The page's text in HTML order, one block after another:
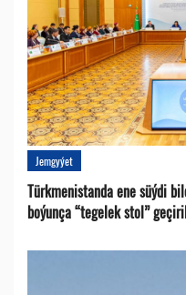
Jemgyýet
Türkmenistanda ene süýdi
boýunça “tegelek stol”